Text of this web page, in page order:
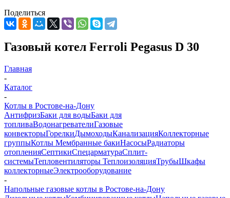
Поделиться
Газовый котел Ferroli Pegasus D 30
Главная
-
Каталог
-
Котлы в Ростове-на-Дону
АнтифризБаки для водыБаки для
топливаВодонагревателиГазовые
конвекторыГорелкиДымоходыКанализацияКоллекторные
группыКотлы Мембранные бакиНасосыРадиаторы
отопленияСептикиСпецарматураСплит-
системыТепловентиляторы ТеплоизоляцияТрубыШкафы
коллекторныеЭлектрооборудование
-
Напольные газовые котлы в Ростове-на-Дону